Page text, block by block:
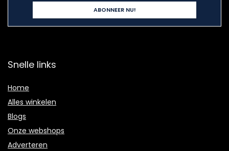
Snelle links
Home
Alles winkelen
Blogs
Onze webshops
Adverteren